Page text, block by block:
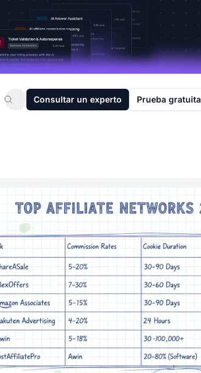
Consultar un experto Prueba gratuita